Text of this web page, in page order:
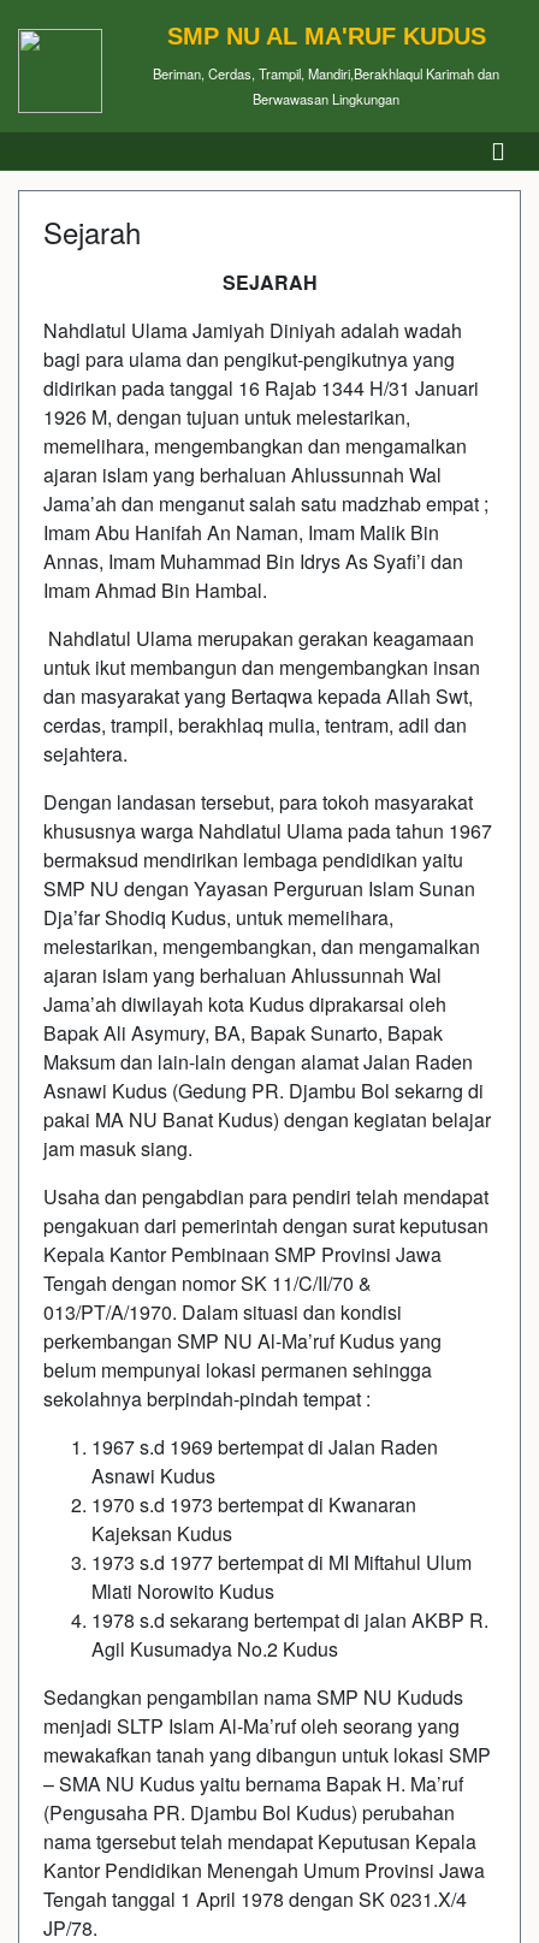
SMP NU AL MA'RUF KUDUS
Beriman, Cerdas, Trampil, Mandiri,Berakhlaqul Karimah dan
Berwawasan Lingkungan
Sejarah
SEJARAH
Nahdlatul Ulama Jamiyah Diniyah adalah wadah
bagi para ulama dan pengikut-pengikutnya yang
didirikan pada tanggal 16 Rajab 1344 H/31 Januari
1926 M, dengan tujuan untuk melestarikan,
memelihara, mengembangkan dan mengamalkan
ajaran islam yang berhaluan Ahlussunnah Wal
Jama’ah dan menganut salah satu madzhab empat ;
Imam Abu Hanifah An Naman, Imam Malik Bin
Annas, Imam Muhammad Bin Idrys As Syafi’i dan
Imam Ahmad Bin Hambal.
Nahdlatul Ulama merupakan gerakan keagamaan
untuk ikut membangun dan mengembangkan insan
dan masyarakat yang Bertaqwa kepada Allah Swt,
cerdas, trampil, berakhlaq mulia, tentram, adil dan
sejahtera.
Dengan landasan tersebut, para tokoh masyarakat
khususnya warga Nahdlatul Ulama pada tahun 1967
bermaksud mendirikan lembaga pendidikan yaitu
SMP NU dengan Yayasan Perguruan Islam Sunan
Dja’far Shodiq Kudus, untuk memelihara,
melestarikan, mengembangkan, dan mengamalkan
ajaran islam yang berhaluan Ahlussunnah Wal
Jama’ah diwilayah kota Kudus diprakarsai oleh
Bapak Ali Asymury, BA, Bapak Sunarto, Bapak
Maksum dan lain-lain dengan alamat Jalan Raden
Asnawi Kudus (Gedung PR. Djambu Bol sekarng di
pakai MA NU Banat Kudus) dengan kegiatan belajar
jam masuk siang.
Usaha dan pengabdian para pendiri telah mendapat
pengakuan dari pemerintah dengan surat keputusan
Kepala Kantor Pembinaan SMP Provinsi Jawa
Tengah dengan nomor SK 11/C/II/70 &
013/PT/A/1970. Dalam situasi dan kondisi
perkembangan SMP NU Al-Ma’ruf Kudus yang
belum mempunyai lokasi permanen sehingga
sekolahnya berpindah-pindah tempat :
1967 s.d 1969 bertempat di Jalan Raden
Asnawi Kudus
1970 s.d 1973 bertempat di Kwanaran
Kajeksan Kudus
1973 s.d 1977 bertempat di MI Miftahul Ulum
Mlati Norowito Kudus
1978 s.d sekarang bertempat di jalan AKBP R.
Agil Kusumadya No.2 Kudus
Sedangkan pengambilan nama SMP NU Kududs
menjadi SLTP Islam Al-Ma’ruf oleh seorang yang
mewakafkan tanah yang dibangun untuk lokasi SMP
– SMA NU Kudus yaitu bernama Bapak H. Ma’ruf
(Pengusaha PR. Djambu Bol Kudus) perubahan
nama tgersebut telah mendapat Keputusan Kepala
Kantor Pendidikan Menengah Umum Provinsi Jawa
Tengah tanggal 1 April 1978 dengan SK 0231.X/4
JP/78.